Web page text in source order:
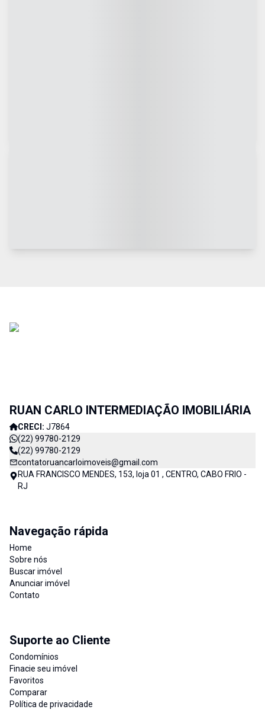
RUAN CARLO INTERMEDIAÇÃO IMOBILIÁRIA
CRECI: J7864
(22) 99780-2129
(22) 99780-2129
contatoruancarloimoveis@gmail.com
RUA FRANCISCO MENDES, 153, loja 01 , CENTRO, CABO FRIO -
RJ
Navegação rápida
Home
Sobre nós
Buscar imóvel
Anunciar imóvel
Contato
Suporte ao Cliente
Condomínios
Finacie seu imóvel
Favoritos
Comparar
Política de privacidade